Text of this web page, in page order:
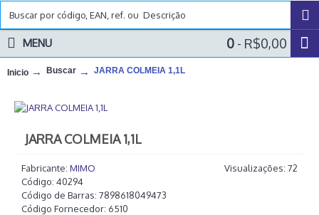
0 - R$0,00
MENU
Inicio Buscar JARRA COLMEIA 1,1L
JARRA COLMEIA 1,1L
Visualizações: 72
Fabricante: MIMO
Código: 40294
Código de Barras: 7898618049473
Código Fornecedor: 6510